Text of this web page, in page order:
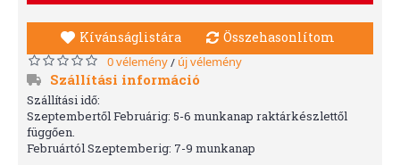
Kívánságlistára Összehasonlítom
0 vélemény/ új vélemény
Szállítási információ
Szállítási idő:
Szeptembertől Februárig: 5-6 munkanap raktárkészlettől
függően.
Februártól Szeptemberig: 7-9 munkanap